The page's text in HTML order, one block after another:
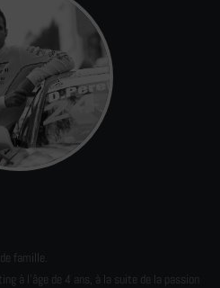
famille.
à l’âge de 4 ans, à la suite de la passion